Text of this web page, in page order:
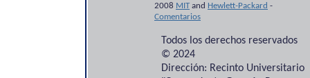
2008 MITand Hewlett-Packard -
Comentarios
Todos los derechos reservados
© 2024
Dirección: Recinto Universitario